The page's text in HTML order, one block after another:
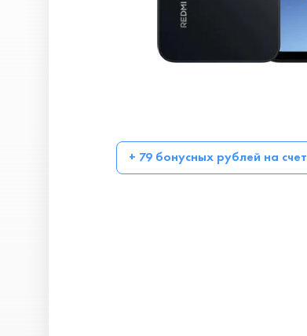
+ 79 бонусных рублей на счет